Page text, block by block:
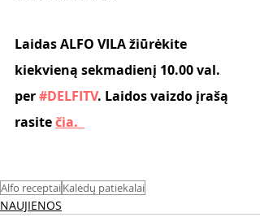
Laidas ALFO VILA žiūrėkite
kiekvieną sekmadienį 10.00 val.
per #DELFITV. Laidos vaizdo įrašą
rasitečia.
Alfo receptaiKalėdų patiekalai
NAUJIENOS